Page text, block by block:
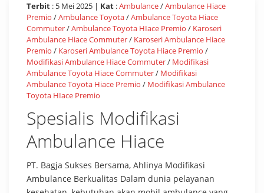
Terbit : 5 Mei 2025 | Kat :Ambulance/Ambulance Hiace
Premio /Ambulance Toyota/Ambulance Toyota Hiace
Commuter/Ambulance Toyota HIace Premio / Karoseri
Ambulance Hiace Commuter/ Karoseri Ambulance Hiace
Premio / Karoseri Ambulance Toyota Hiace Premio /
Modifikasi Ambulance Hiace Commuter/ Modifikasi
Ambulance Toyota Hiace Commuter/ Modifikasi
Ambulance Toyota Hiace Premio / Modifikasi Ambulance
Toyota HIace Premio
Spesialis Modifikasi
Ambulance Hiace
PT. Bagja Sukses Bersama, Ahlinya Modifikasi
Ambulance Berkualitas Dalam dunia pelayanan